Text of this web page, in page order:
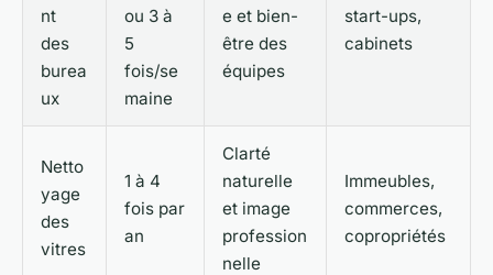
nt
des
burea
ux
ou 3 à
5
fois/se
maine
e et bien-
être des
équipes
start-ups,
cabinets
Netto
yage
des
vitres
1 à 4
fois par
an
Clarté
naturelle
et image
profession
nelle
Immeubles,
commerces,
copropriétés